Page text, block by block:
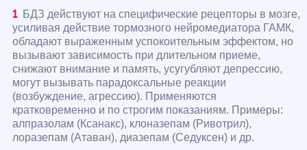
БДЗ действуют на специфические рецепторы в мозге,
усиливая действие тормозного нейромедиатора ГАМК,
обладают выраженным успокоительным эффектом, но
вызывают зависимость при длительном приеме,
снижают внимание и память, усугубляют депрессию,
могут вызывать парадоксальные реакции
(возбуждение, агрессию). Применяются
кратковременно и по строгим показаниям. Примеры:
алпразолам (Ксанакс), клоназепам (Ривотрил),
лоразепам (Атаван), диазепам (Седуксен) и др.